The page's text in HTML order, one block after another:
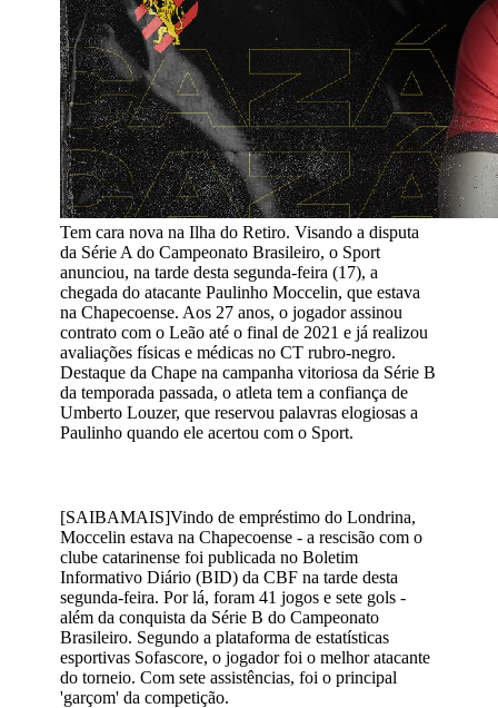
Tem cara nova na Ilha do Retiro. Visando a disputa
da Série A do Campeonato Brasileiro, o Sport
anunciou, na tarde desta segunda-feira (17), a
chegada do atacante Paulinho Moccelin, que estava
na Chapecoense. Aos 27 anos, o jogador assinou
contrato com o Leão até o final de 2021 e já realizou
avaliações físicas e médicas no CT rubro-negro.
Destaque da Chape na campanha vitoriosa da Série B
da temporada passada, o atleta tem a confiança de
Umberto Louzer, que reservou palavras elogiosas a
Paulinho quando ele acertou com o Sport.
[SAIBAMAIS]Vindo de empréstimo do Londrina,
Moccelin estava na Chapecoense - a rescisão com o
clube catarinense foi publicada no Boletim
Informativo Diário (BID) da CBF na tarde desta
segunda-feira. Por lá, foram 41 jogos e sete gols -
além da conquista da Série B do Campeonato
Brasileiro. Segundo a plataforma de estatísticas
esportivas Sofascore, o jogador foi o melhor atacante
do torneio. Com sete assistências, foi o principal
'garçom' da competição.